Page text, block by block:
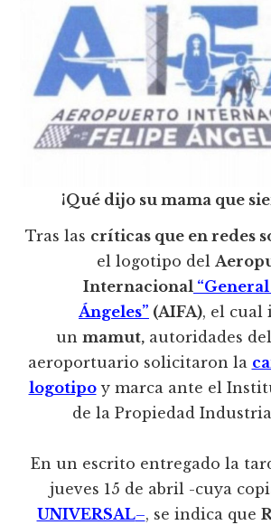
¡Qué dijo su mama que
Tras las críticas que en redes
el logotipo del
Internacional
Ángeles” (AIFA), el cual
un mamut, autoridades
aeroportuario solicitaron la
logotipoy marca ante el
de la Propiedad
En un escrito entregado la
jueves 15 de abril -cuya
UNIVERSAL–, se indica que